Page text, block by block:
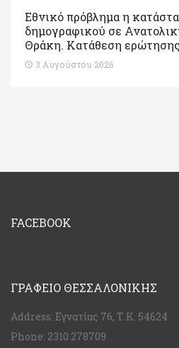
Εθνικό πρόβλημα η
δημογραφικού σε
Θράκη. Κατάθεση ερώτησης
3 Αυγούστου 2026
FACEBOOK
ΓΡΑΦΕΊΟ ΘΕΣΣΑΛΟΝΊΚΗΣ
Address: Εγνατίας 76, Τ.Κ. 54624
Phone: 2310 278709